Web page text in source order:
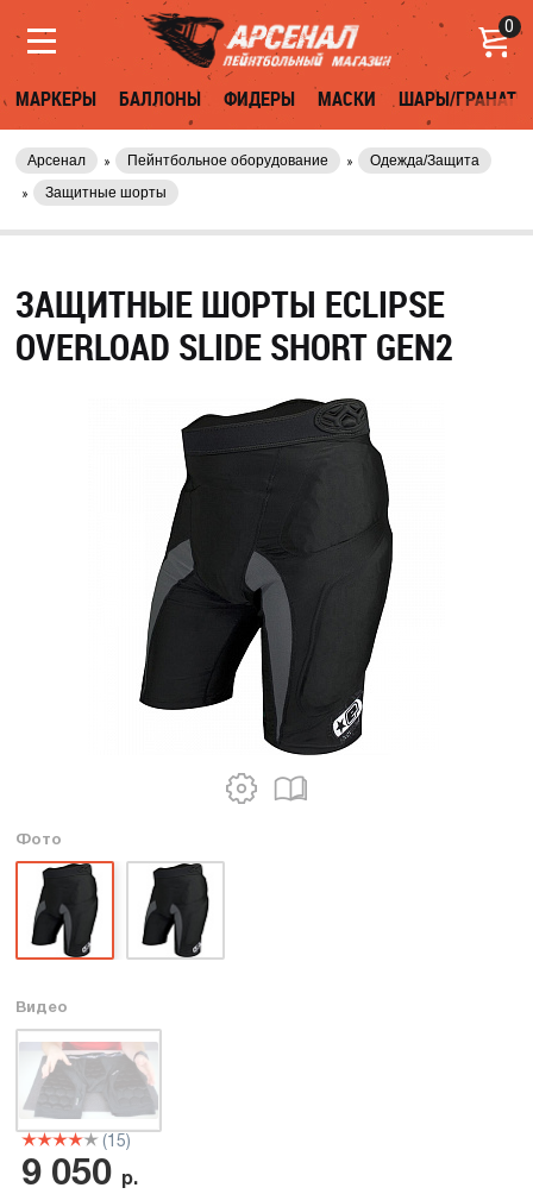
0
МАРКЕРЫ БАЛЛОНЫ ФИДЕРЫ МАСКИ ШАРЫ/ГРАНАТЫ
Арсенал Пейнтбольное оборудование
Одежда/Защита
Защитные шорты
ЗАЩИТНЫЕ ШОРТЫ ECLIPSE
OVERLOAD SLIDE SHORT GEN2
Фото
Видео
(15)
9 050 р.